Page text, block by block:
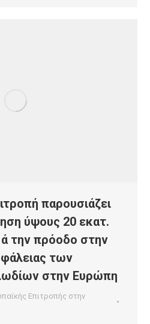
παρουσιάζει
ύψους 20 εκατ.
την πρόοδο στην
των
στην Ευρώπη
Επιτροπής στην